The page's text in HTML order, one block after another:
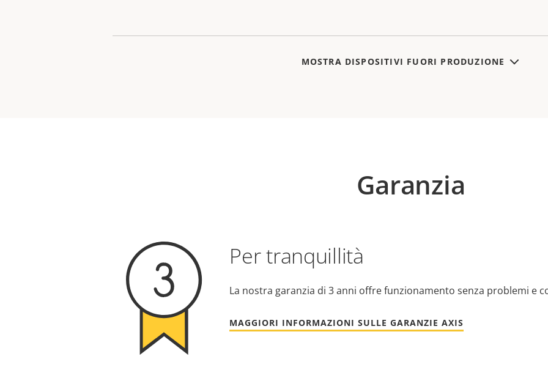
MOSTRA DISPOSITIVI FUORI PRODUZIONE
Garanzia
Per tranquillità
La nostra garanzia di 3 anni offre funzionamento senza problemi e
MAGGIORI INFORMAZIONI SULLE GARANZIE AXIS